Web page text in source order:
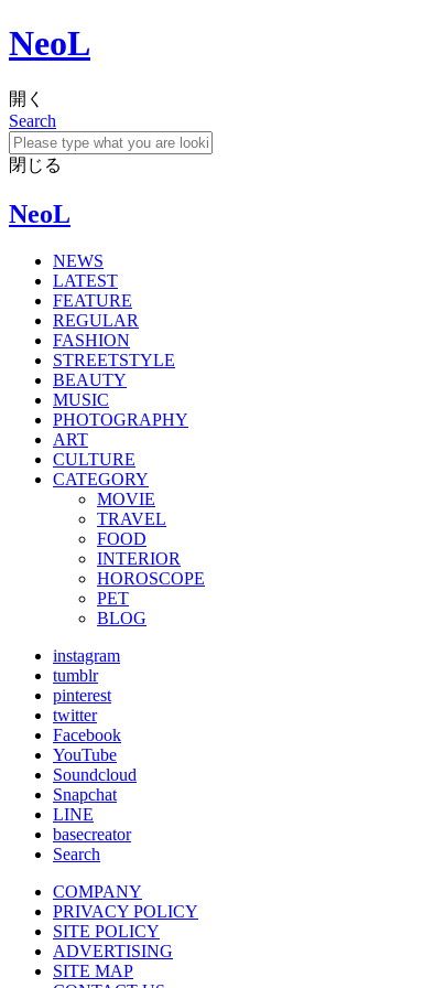
NeoL
開く
Search
閉じる
NeoL
NEWS
LATEST
FEATURE
REGULAR
FASHION
STREETSTYLE
BEAUTY
MUSIC
PHOTOGRAPHY
ART
CULTURE
CATEGORY
MOVIE
TRAVEL
FOOD
INTERIOR
HOROSCOPE
PET
BLOG
instagram
tumblr
pinterest
twitter
Facebook
YouTube
Soundcloud
Snapchat
LINE
basecreator
Search
COMPANY
PRIVACY POLICY
SITE POLICY
ADVERTISING
SITE MAP